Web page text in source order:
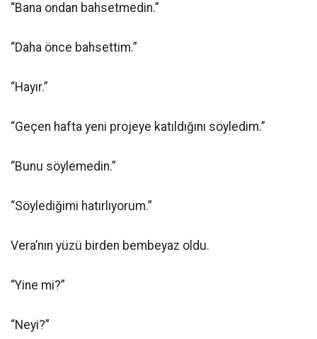
“Bana ondan bahsetmedin.”
“Daha önce bahsettim.”
“Hayır.”
“Geçen hafta yeni projeye katıldığını söyledim.”
“Bunu söylemedin.”
“Söylediğimi hatırlıyorum.”
Vera’nın yüzü birden bembeyaz oldu.
“Yine mi?”
“Neyi?”